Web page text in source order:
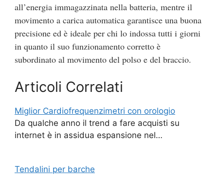
all’energia immagazzinata nella batteria, mentre il
movimento a carica automatica garantisce una buona
precisione ed è ideale per chi lo indossa tutti i giorni
in quanto il suo funzionamento corretto è
subordinato al movimento del polso e del braccio.
Articoli Correlati
Miglior Cardiofrequenzimetri con orologio
Da qualche anno il trend a fare acquisti su
internet è in assidua espansione nel…
Tendalini per barche